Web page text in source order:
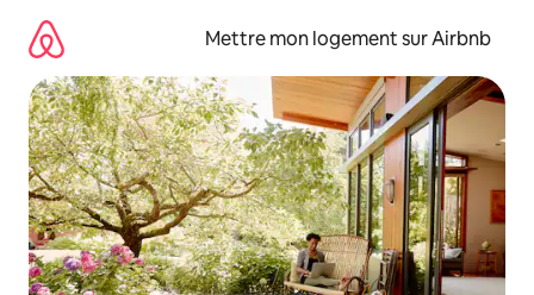
directement
contenu
Mettre mon logement sur Airbnb